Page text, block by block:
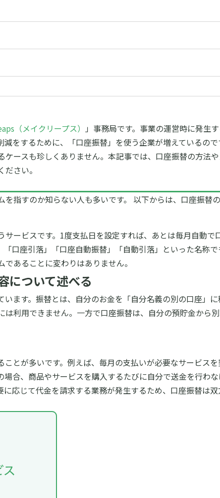
（メイクリープス）
」事務局です。事業の運営時に発生
をするために、「口座振替」を使う企業が増えているので
ースも珍しくありません。本記事では、口座振替の方法や
さい。
指すのか知らない人も多いです。 以下からは、口座振替
ービスです。1度支払日を設定すれば、あとは毎月自動で
口座引落」「口座自動振替」「自動引落」といった名称
あることに変わりはありません。
について述べる
ます。振替とは、自分のお金を「自分名義の別の口座」
利用できません。一方で口座振替は、自分の預貯金から
とが多いです。例えば、毎月の支払いが必要なサービス
合、商品やサービスを購入するたびに自分で送金を行わ
応じて代金を請求する業務が発生するため、口座振替は